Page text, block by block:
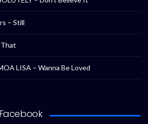
– Still
That
LISA – Wanna Be Loved